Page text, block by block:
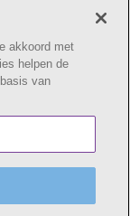
2800
akkoord met
helpen de
van